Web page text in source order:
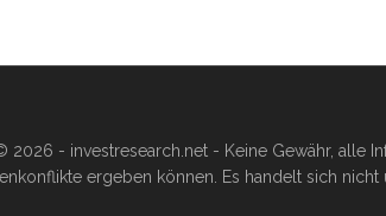
2026 - investresearch.net - Keine Gewähr, alle
ergeben können. Es handelt sich